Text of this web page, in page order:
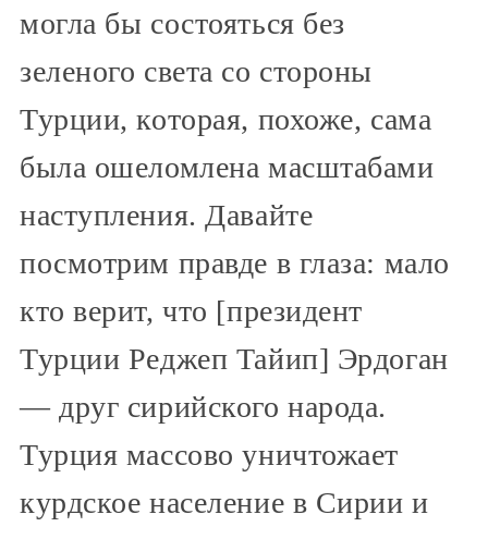
могла бы состояться без
зеленого света со стороны
Турции, которая, похоже, сама
была ошеломлена масштабами
наступления. Давайте
посмотрим правде в глаза: мало
кто верит, что [президент
Турции Реджеп Тайип] Эрдоган
— друг сирийского народа.
Турция массово уничтожает
курдское население в Сирии и